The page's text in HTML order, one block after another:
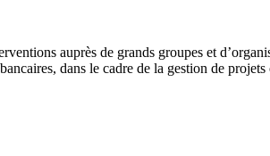
auprès de grands groupes et
dans le cadre de la gestion de projets